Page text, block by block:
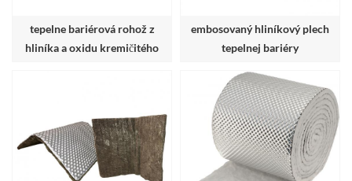
tepelne bariérová rohož z
hliníka a oxidu kremičitého
embosovaný hliníkový plech
tepelnej bariéry